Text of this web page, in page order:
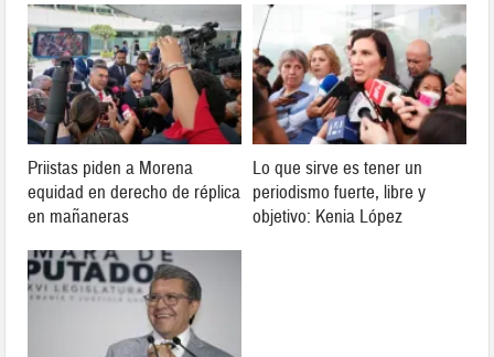
Priistas piden a Morena
equidad en derecho de réplica
en mañaneras
Lo que sirve es tener un
periodismo fuerte, libre y
objetivo: Kenia López